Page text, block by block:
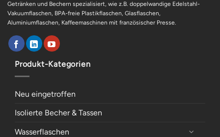
Getränken und Bechern spezialisiert, wie z.B. doppelwandige Edelstahl-
Vakuumflaschen, BPA-freie Plastikflaschen, Glasflaschen,
Aluminiumflaschen, Kaffeemaschinen mit französischer Presse.
Produkt-Kategorien
Neu eingetroffen
Isolierte Becher & Tassen
Wasserflaschen